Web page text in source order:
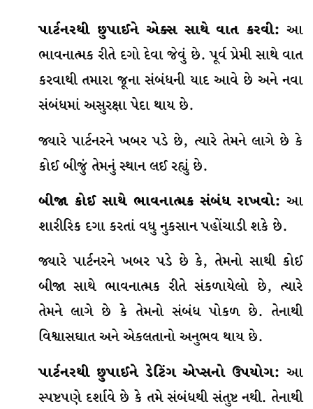
પાર્ટનરથી છુપાઈને એક્સ સાથે વાત કરવી: આ
ભાવનાત્મક રીતે દગો દેવા જેવું છે. પૂર્વ પ્રેમી સાથે વાત
કરવાથી તમારા જૂના સંબંધની યાદ આવે છે અને નવા
સંબંધમાં અસુરક્ષા પેદા થાય છે.
જ્યારે પાર્ટનરને ખબર પડે છે, ત્યારે તેમને લાગે છે કે
કોઈ બીજું તેમનું સ્થાન લઈ રહ્યું છે.
બીજા કોઈ સાથે ભાવનાત્મક સંબંધ રાખવો: આ
શારીરિક દગા કરતાં વધુ નુકસાન પહોંચાડી શકે છે.
જ્યારે પાર્ટનરને ખબર પડે છે કે, તેમનો સાથી કોઈ
બીજા સાથે ભાવનાત્મક રીતે સંકળાયેલો છે, ત્યારે
તેમને લાગે છે કે તેમનો સંબંધ પોકળ છે. તેનાથી
વિશ્વાસઘાત અને એકલતાનો અનુભવ થાય છે.
પાર્ટનરથી છુપાઈને ડેટિંગ એપ્સનો ઉપયોગ: આ
સ્પષ્ટપણે દર્શાવે છે કે તમે સંબંધથી સંતુષ્ટ નથી. તેનાથી